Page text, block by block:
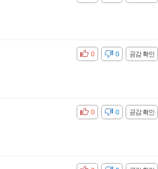
공감 확인
비공감 0
0
공감 확인
비공감 0
0